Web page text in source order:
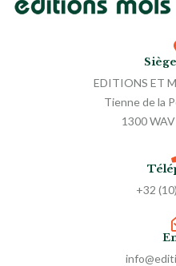
EDITIONS ET
Tienne de la
1300
+32